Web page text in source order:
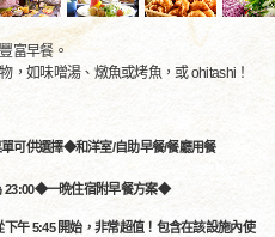
富早餐。
，如味噌湯、燉魚或烤魚，或 ohitashi！
可供選擇◆和洋室/自助早餐/餐廳用餐
23:00◆一晩住宿附早餐方案◆
午 5:45 開始，非常超值！包含在該設施內使